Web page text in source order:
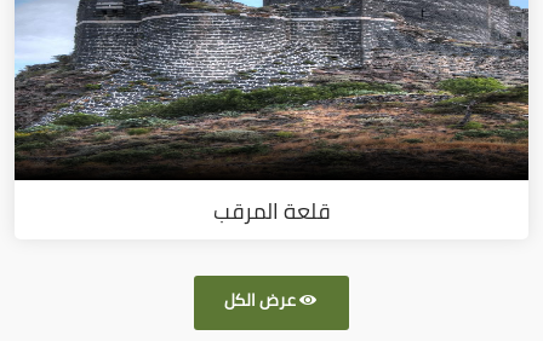
قلعة المرقب
عرض الكل